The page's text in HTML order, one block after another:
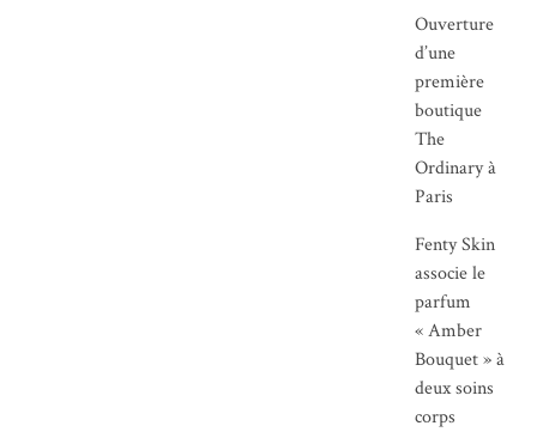
Ouverture
d’une
première
boutique
The
Ordinary à
Paris
Fenty Skin
associe le
parfum
« Amber
Bouquet » à
deux soins
corps